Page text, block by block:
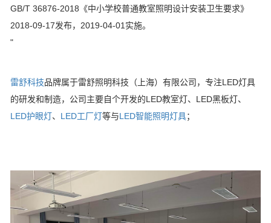
GB/T 36876-2018《中小学校普通教室照明设计安装卫生要求》
2018-09-17发布，2019-04-01实施。
"
雷舒科技品牌属于雷舒照明科技（上海）有限公司，专注LED灯具
的研发和制造，公司主要自个开发的LED教室灯、LED黑板灯、
LED护眼灯、 LED工厂灯等与LED智能照明灯具；